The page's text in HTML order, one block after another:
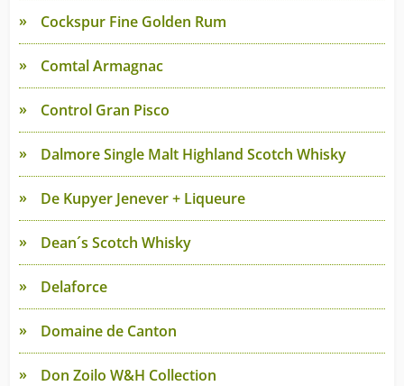
Cockspur Fine Golden Rum
Comtal Armagnac
Control Gran Pisco
Dalmore Single Malt Highland Scotch Whisky
De Kupyer Jenever + Liqueure
Dean´s Scotch Whisky
Delaforce
Domaine de Canton
Don Zoilo W&H Collection